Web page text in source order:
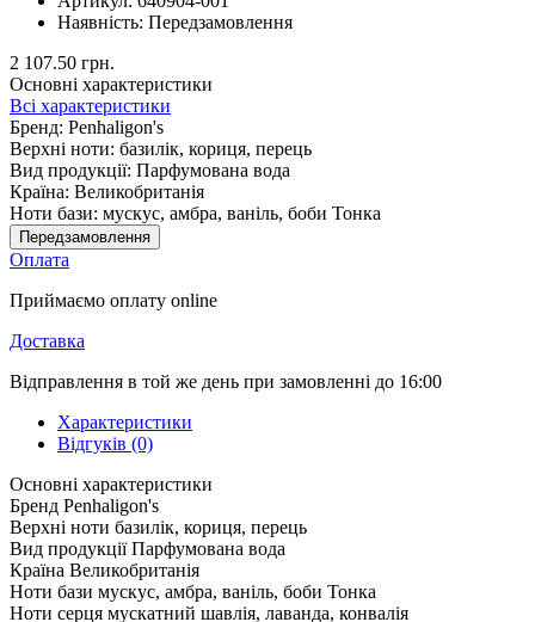
Наявність: Передзамовлення
2 107.50 грн.
Основні характеристики
Всі характеристики
Бренд: Penhaligon's
Верхні ноти: базилік, кориця, перець
Вид продукції: Парфумована вода
Країна: Великобританія
Ноти бази: мускус, амбра, ваніль, боби Тонка
Передзамовлення
Оплата
Приймаємо оплату online
Доставка
Відправлення в той же день при замовленні до 16:00
Характеристики
Відгуків (0)
Основні характеристики
Бренд Penhaligon's
Верхні ноти базилік, кориця, перець
Вид продукції Парфумована вода
Країна Великобританія
Ноти бази мускус, амбра, ваніль, боби Тонка
Ноти серця мускатний шавлія, лаванда, конвалія